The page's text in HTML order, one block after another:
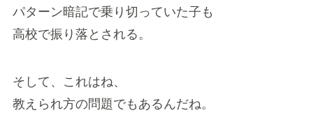
パターン暗記で乗り切っていた子も
高校で振り落とされる。
そして、これはね、
教えられ方の問題でもあるんだね。